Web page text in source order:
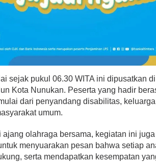
sejak pukul 06.30 WITA ini dipusatkan
Kota Nunukan. Peserta yang hadir
dari penyandang disabilitas,
umum.
ajang olahraga bersama, kegiatan ini
menyuarakan pesan bahwa setiap
serta mendapatkan kesempatan